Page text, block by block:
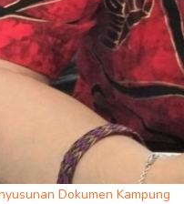
Dokumen Kampung